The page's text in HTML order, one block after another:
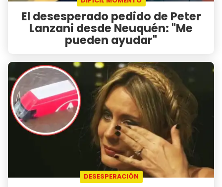
El desesperado pedido de Peter
Lanzani desde Neuquén: "Me
pueden ayudar"
DESESPERACIÓN